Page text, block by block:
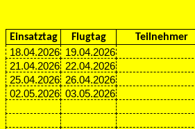
Einsatztag Flugtag Teilnehmer
18.04.2026 19.04.2026
21.04.2026 22.04.2026
25.04.2026 26.04.2026
02.05.2026 03.05.2026